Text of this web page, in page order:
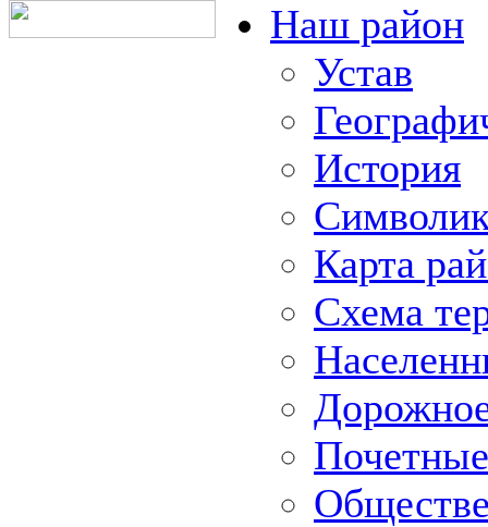
Наш район
Устав
История
Карта
Схема